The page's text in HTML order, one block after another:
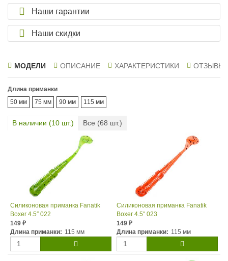
Наши гарантии
Наши скидки
МОДЕЛИ ОПИСАНИЕ ХАРАКТЕРИСТИКИ ОТЗЫВЫ
Длина приманки
50 мм
75 мм 90 мм 115 мм
В наличии (10 шт.) Все (68 шт.)
Силиконовая приманка Fanatik
Boxer 4.5″ 022
149 ₽
Длина приманки: 115 мм
Силиконовая приманка Fanatik
Boxer 4.5″ 023
149 ₽
Длина приманки: 115 мм